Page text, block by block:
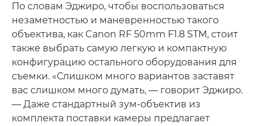
По словам Эджиро, чтобы воспользоваться
незаметностью и маневренностью такого
объектива, как Canon RF 50mm F1.8 STM, стоит
также выбрать самую легкую и компактную
конфигурацию остального оборудования для
съемки. «Слишком много вариантов заставят
вас слишком много думать, — говорит Эджиро.
— Даже стандартный зум-объектив из
комплекта поставки камеры предлагает